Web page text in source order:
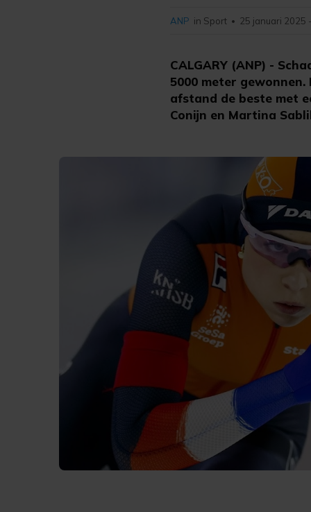
CALGARY (ANP) -
5000 meter
afstand de beste met
Conijn en Martina
ANP in Sport • 25 januari 2025